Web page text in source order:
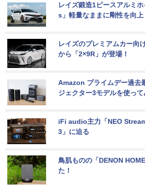
レイズ鍛造1ピースアルミ
s」軽量なままに剛性を向上
レイズのプレミアムカー向
から「2×9R」が登場！
Amazon プライムデー過去
ジェクター3モデルを使って
iFi audio主力「NEO
3」に迫る
鳥肌ものの「DENON
た！